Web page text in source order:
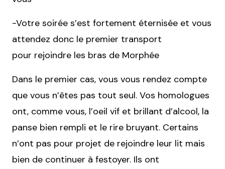
-Votre soirée s’est fortement éternisée et vous
attendez donc le premier transport
pour rejoindre les bras de Morphée
Dans le premier cas, vous vous rendez compte
que vous n’êtes pas tout seul. Vos homologues
ont, comme vous, l’oeil vif et brillant d’alcool, la
panse bien rempli et le rire bruyant. Certains
n’ont pas pour projet de rejoindre leur lit mais
bien de continuer à festoyer. Ils ont